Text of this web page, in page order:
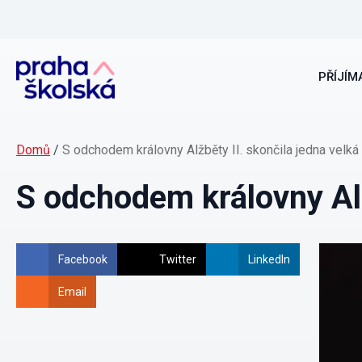
Domů / S odchodem královny Alžběty II. skončila jedna velká
S odchodem královny
Facebook Twitter LinkedIn
Email